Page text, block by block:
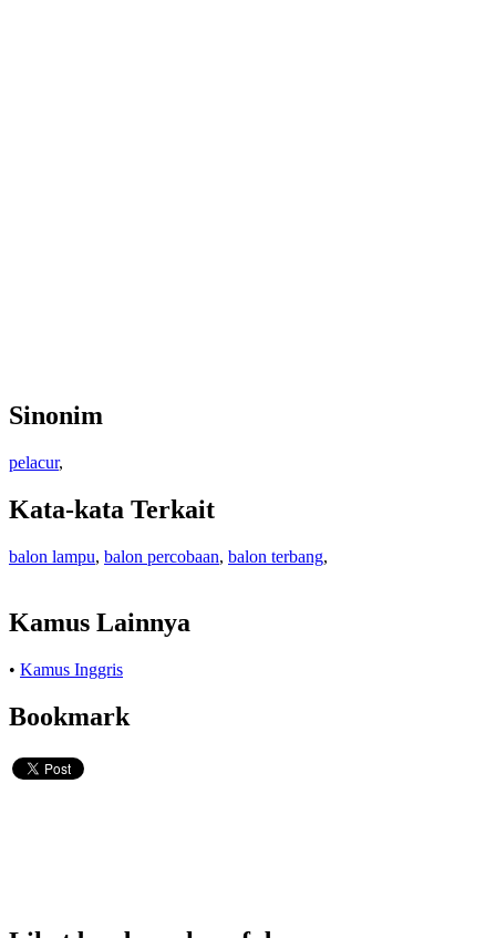
Sinonim
pelacur,
Kata-kata Terkait
balon lampu, balon percobaan, balon terbang,
Kamus Lainnya
• Kamus Inggris
Bookmark